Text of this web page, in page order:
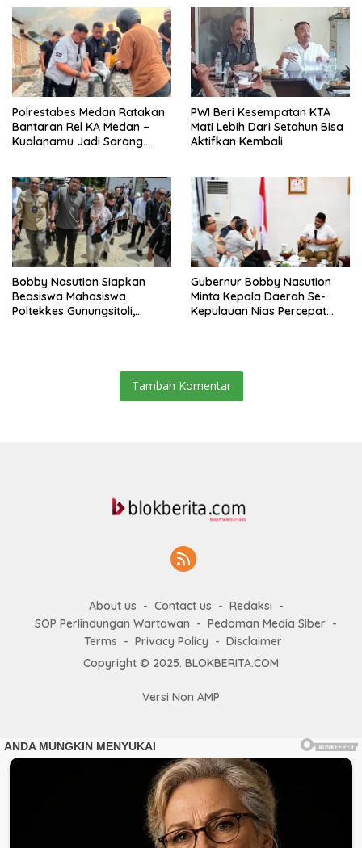
Polrestabes Medan Ratakan
Bantaran Rel KA Medan –
Kualanamu Jadi Sarang
Beragam Senjata Disita
PWI Beri Kesempatan KTA
Mati Lebih Dari Setahun Bisa
Aktifkan Kembali
Bobby Nasution Siapkan
Beasiswa Mahasiswa
Poltekkes Gunungsitoli,
Gubernur Bobby Nasution
Minta Kepala Daerah Se-
Kepulauan Nias Percepat
Tambah Komentar
About us Contact us
Redaksi
SOP Perlindungan Wartawan
Pedoman Media Siber
Terms
Privacy Policy
Disclaimer
Copyright © 2025. BLOKBERITA.COM
Versi Non AMP